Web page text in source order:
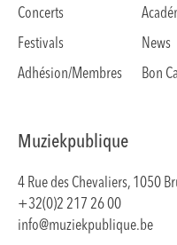
Concerts
Festivals
News
Adhésion/Membres
Bon
Muziekpublique
4 Rue des Chevaliers, 1050
+32(0)2 217 26 00
info@muziekpublique.be